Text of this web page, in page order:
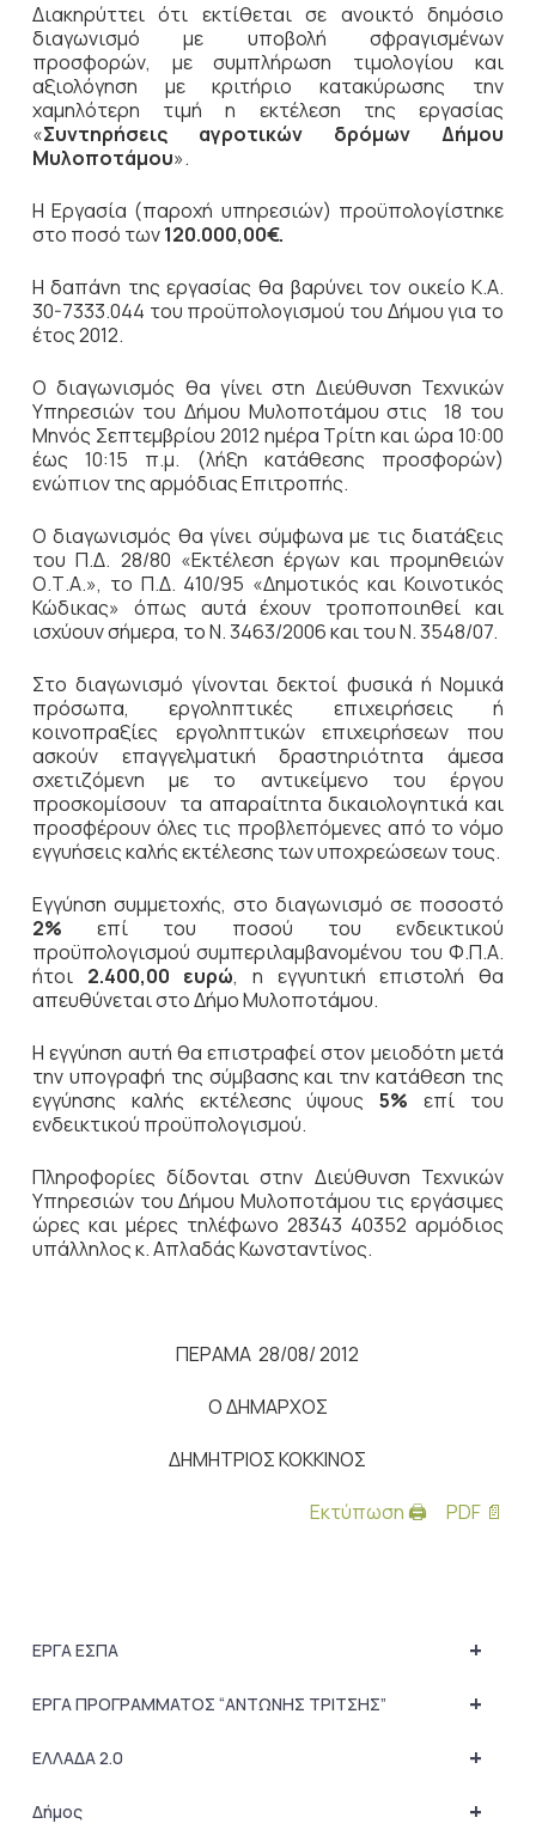
Διακηρύττει ότι εκτίθεται σε ανοικτό δημόσιο
διαγωνισμό με υποβολή σφραγισμένων
προσφορών, με συμπλήρωση τιμολογίου και
αξιολόγηση με κριτήριο κατακύρωσης την
χαμηλότερη τιμή η εκτέλεση της εργασίας
«Συντηρήσεις αγροτικών δρόμων Δήμου
Μυλοποτάμου».
Η Εργασία (παροχή υπηρεσιών) προϋπολογίστηκε
στο ποσό των120.000,00€.
Η δαπάνη της εργασίας θα βαρύνει τον οικείο Κ.Α.
30-7333.044 του προϋπολογισμού του Δήμου για το
έτος 2012.
Ο διαγωνισμός θα γίνει στη Διεύθυνση Τεχνικών
Υπηρεσιών του Δήμου Μυλοποτάμου στις 18 του
Μηνός Σεπτεμβρίου 2012 ημέρα Τρίτη και ώρα 10:00
έως 10:15 π.μ. (λήξη κατάθεσης προσφορών)
ενώπιον της αρμόδιας Επιτροπής.
Ο διαγωνισμός θα γίνει σύμφωνα με τις διατάξεις
του Π.Δ. 28/80 «Εκτέλεση έργων και προμηθειών
Ο.Τ.Α.», το Π.Δ. 410/95 «Δημοτικός και Κοινοτικός
Κώδικας» όπως αυτά έχουν τροποποιηθεί και
ισχύουν σήμερα, το Ν. 3463/2006 και του Ν. 3548/07.
Στο διαγωνισμό γίνονται δεκτοί φυσικά ή Νομικά
πρόσωπα, εργοληπτικές επιχειρήσεις ή
κοινοπραξίες εργοληπτικών επιχειρήσεων που
ασκούν επαγγελματική δραστηριότητα άμεσα
σχετιζόμενη με το αντικείμενο του έργου
προσκομίσουν τα απαραίτητα δικαιολογητικά και
προσφέρουν όλες τις προβλεπόμενες από το νόμο
εγγυήσεις καλής εκτέλεσης των υποχρεώσεων τους.
Εγγύηση συμμετοχής, στο διαγωνισμό σε ποσοστό
2% επί του ποσού του ενδεικτικού
προϋπολογισμού συμπεριλαμβανομένου του Φ.Π.Α.
ήτοι 2.400,00 ευρώ, η εγγυητική επιστολή θα
απευθύνεται στο Δήμο Μυλοποτάμου.
Η εγγύηση αυτή θα επιστραφεί στον μειοδότη μετά
την υπογραφή της σύμβασης και την κατάθεση της
εγγύησης καλής εκτέλεσης ύψους5% επί του
ενδεικτικού προϋπολογισμού.
Πληροφορίες δίδονται στην Διεύθυνση Τεχνικών
Υπηρεσιών του Δήμου Μυλοποτάμου τις εργάσιμες
ώρες και μέρες τηλέφωνο 28343 40352 αρμόδιος
υπάλληλος κ. Απλαδάς Κωνσταντίνος.
ΠΕΡΑΜΑ 28/08/ 2012
Ο ΔΗΜΑΡΧΟΣ
ΔΗΜΗΤΡΙΟΣ ΚΟΚΚΙΝΟΣ
Εκτύπωση 🖨
PDF 📄
+
ΕΡΓΑ ΕΣΠΑ
+
ΕΡΓΑ ΠΡΟΓΡΑΜΜΑΤΟΣ “ΑΝΤΩΝΗΣ ΤΡΙΤΣΗΣ”
+
ΕΛΛΑΔΑ 2.0
+
Δήμος